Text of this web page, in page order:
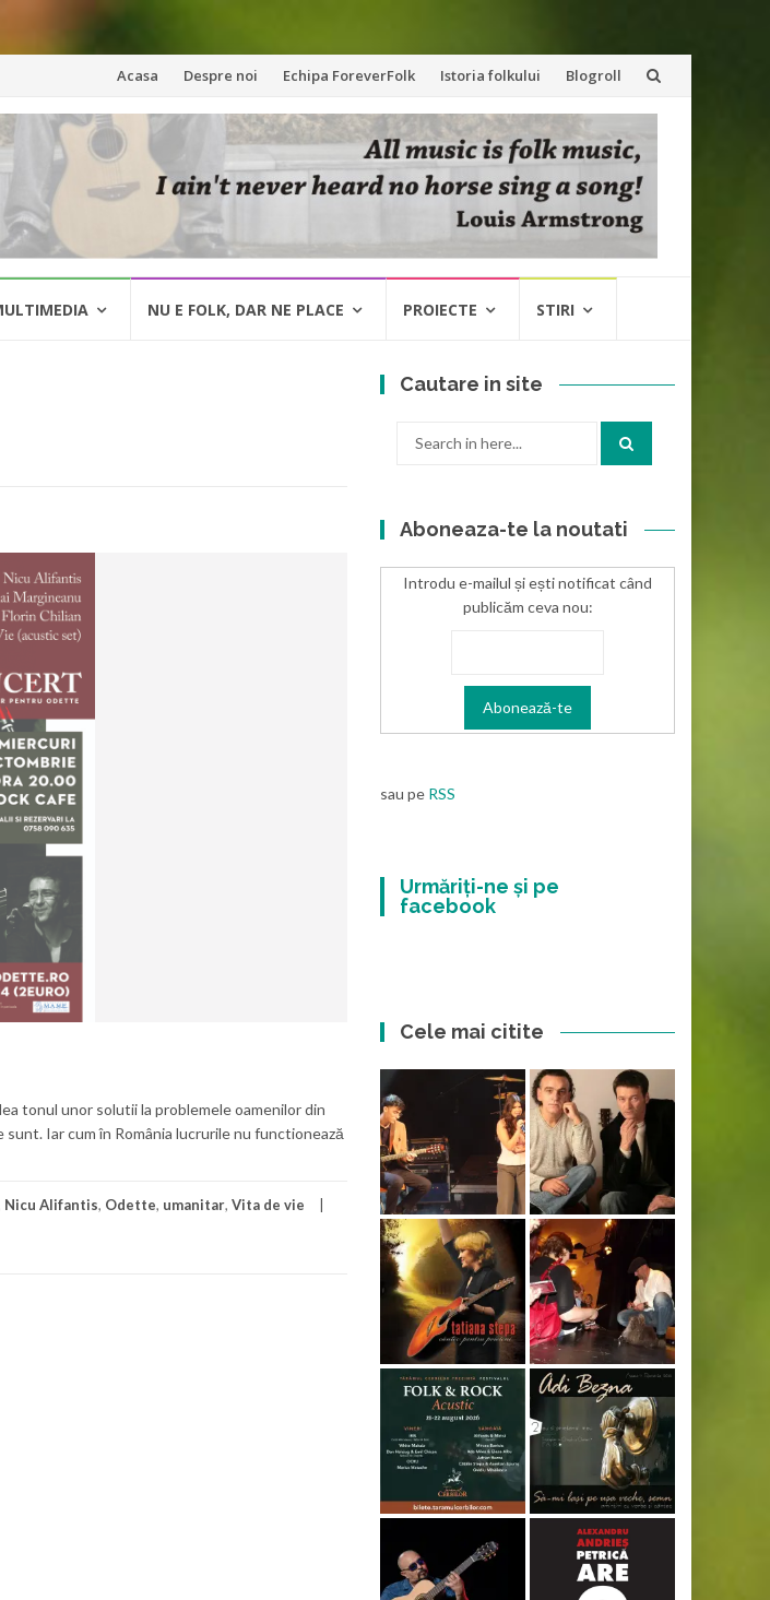
Skip
to
content
Acasa Despre noi Echipa ForeverFolk Istoria folkului Blogroll
NU E FOLK, DAR NE PLACE PROIECTE STIRI
tonul unor solutii la problemele oamenilor din
Iar cum în România lucrurile nu functionează
Nicu Alifantis, Odette, umanitar, Vita de vie
Cautare in site
Aboneaza-te la noutati
Introdu e-mailul și ești notificat când
publicăm ceva nou:
sau pe RSS
Urmăriți-ne și pe
facebook
Cele mai citite